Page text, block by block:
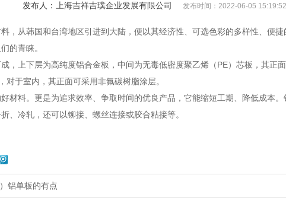
发布人： 上海吉祥吉璞企业发展有限公司 发布时间：2022-06-05 15:19:52
，从韩国和台湾地区引进到大陆，便以其经济性、可选色彩的多样性、便
的青睐。
，上下层为高纯度铝合金板，中间为无毒低密度聚乙烯（PE）芯板，其正
对于室内，其正面可采用非氟碳树脂涂层。
材料。更是为追求效率、争取时间的优良产品，它能缩短工期、降低成本。
、冷轧，还可以铆接、螺丝连接或胶合粘接等。
铝单板的有点